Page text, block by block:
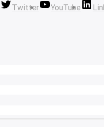
Twitter YouTube